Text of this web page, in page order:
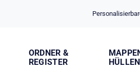
ORDNER &
REGISTER
HÜLLEN